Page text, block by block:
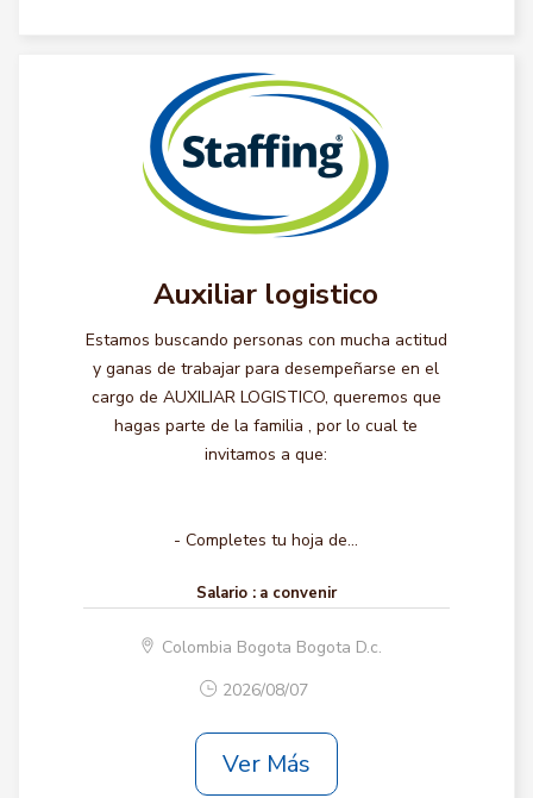
Auxiliar logistico
Estamos buscando personas con mucha actitud
y ganas de trabajar para desempeñarse en el
cargo de AUXILIAR LOGISTICO, queremos que
hagas parte de la familia , por lo cual te
invitamos a que:
- Completes tu hoja de...
Salario : a convenir
Colombia Bogota Bogota D.c.
2026/08/07
Ver Más